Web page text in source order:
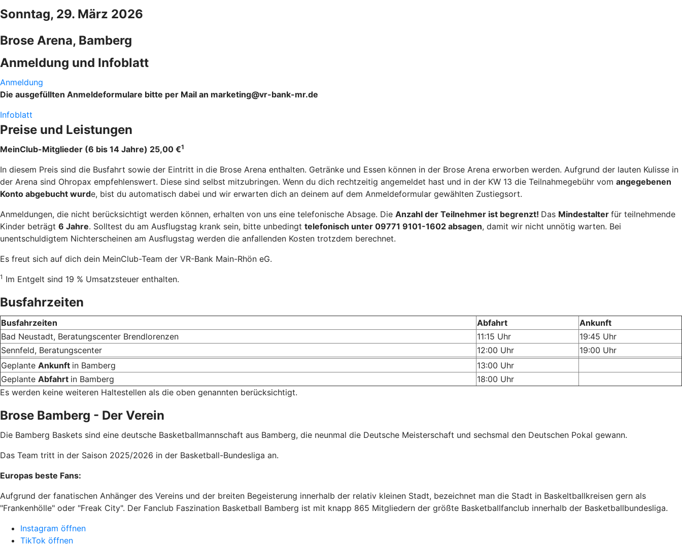
Sonntag, 29. März 2026
Brose Arena, Bamberg
Anmeldung und Infoblatt
Anmeldung
Die ausgefüllten Anmeldeformulare bitte per Mail an marketing@vr-bank-mr.de
Infoblatt
Preise und Leistungen
MeinClub-Mitglieder (6 bis 14 Jahre) 25,00 €1
In diesem Preis sind die Busfahrt sowie der Eintritt in die Brose Arena enthalten. Getränke und Essen können in der Brose Arena erworben werden. Aufgrund der lauten Kulisse in
der Arena sind Ohropax empfehlenswert. Diese sind selbst mitzubringen. Wenn du dich rechtzeitig angemeldet hast und in der KW 13 die Teilnahmegebühr vom angegebenen
Konto abgebucht wurde, bist du automatisch dabei und wir erwarten dich an deinem auf dem Anmeldeformular gewählten Zustiegsort.
Anmeldungen, die nicht berücksichtigt werden können, erhalten von uns eine telefonische Absage. Die Anzahl der Teilnehmer ist begrenzt! Das Mindestalter für teilnehmende
Kinder beträgt 6 Jahre. Solltest du am Ausflugstag krank sein, bitte unbedingt telefonisch unter 09771 9101-1602 absagen, damit wir nicht unnötig warten. Bei
unentschuldigtem Nichterscheinen am Ausflugstag werden die anfallenden Kosten trotzdem berechnet.
Es freut sich auf dich dein MeinClub-Team der VR-Bank Main-Rhön eG.
1 Im Entgelt sind 19 % Umsatzsteuer enthalten.
Busfahrzeiten
Busfahrzeiten Abfahrt
Ankunft
Bad Neustadt, Beratungscenter Brendlorenzen
11:15 Uhr
19:45 Uhr
Sennfeld, Beratungscenter
12:00 Uhr
19:00 Uhr
Geplante Ankunft in Bamberg
13:00 Uhr
Geplante Abfahrt in Bamberg
18:00 Uhr
Es werden keine weiteren Haltestellen als die oben genannten berücksichtigt.
Brose Bamberg - Der Verein
Die Bamberg Baskets sind eine deutsche Basketballmannschaft aus Bamberg, die neunmal die Deutsche Meisterschaft und sechsmal den Deutschen Pokal gewann.
Das Team tritt in der Saison 2025/2026 in der Basketball-Bundesliga an.
Europas beste Fans:
Aufgrund der fanatischen Anhänger des Vereins und der breiten Begeisterung innerhalb der relativ kleinen Stadt, bezeichnet man die Stadt in Baskeltballkreisen gern als
"Frankenhölle" oder "Freak City". Der Fanclub Faszination Basketball Bamberg ist mit knapp 865 Mitgliedern der größte Basketballfanclub innerhalb der Basketballbundesliga.
Instagram öffnen
TikTok öffnen